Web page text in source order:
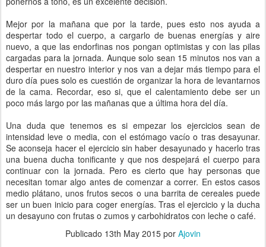
Mejor por la mañana que por la tarde, pues esto nos ayuda a
despertar todo el cuerpo, a cargarlo de buenas energías y aire
nuevo, a que las endorfinas nos pongan optimistas y con las pilas
cargadas para la jornada. Aunque solo sean 15 minutos nos van a
despertar en nuestro interior y nos van a dejar más tiempo para el
duro día pues solo es cuestión de organizar la hora de levantarnos
de la cama. Recordar, eso si, que el calentamiento debe ser un
poco más largo por las mañanas que a última hora del día.
Una duda que tenemos es si empezar los ejercicios sean de
intensidad leve o media, con el estómago vacío o tras desayunar.
Se aconseja hacer el ejercicio sin haber desayunado y hacerlo tras
una buena ducha tonificante y que nos despejará el cuerpo para
continuar con la jornada. Pero es cierto que hay personas que
necesitan tomar algo antes de comenzar a correr. En estos casos
medio plátano, unos frutos secos o una barrita de cereales puede
ser un buen inicio para coger energías. Tras el ejercicio y la ducha
un desayuno con frutas o zumos y carbohidratos con leche o café.
Publicado 13th May 2015 por Ajovin